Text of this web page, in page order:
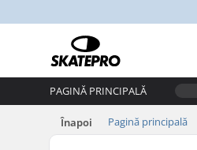
PAGINĂ PRINCIPALĂ
Înapoi Pagină principală